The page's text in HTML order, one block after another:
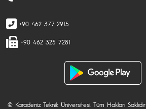
+90 462 377 2915
+90 462 325 7281
© Karadeniz Teknik Üniversitesi. Tüm Hakları Saklıdır